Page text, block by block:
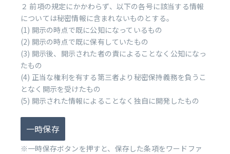
２ 前項の規定にかかわらず、以下の各号に該当する情報
については秘密情報に含まれないものとする。
(1) 開示の時点で既に公知になっているもの
(2) 開示の時点で既に保有していたもの
(3) 開示後、開示された者の責によることなく公知になっ
たもの
(4) 正当な権利を有する第三者より秘密保持義務を負うこ
となく開示を受けたもの
(5) 開示された情報によることなく独自に開発したもの
一時保存
※一時保存ボタンを押すと、保存した条項をワードファ